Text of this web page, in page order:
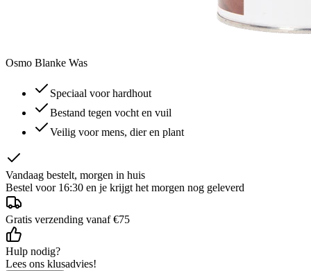
Osmo Blanke Was
Speciaal voor hardhout
Bestand tegen vocht en vuil
Veilig voor mens, dier en plant
Vandaag bestelt, morgen in huis
Bestel voor 16:30 en je krijgt het morgen nog geleverd
Gratis verzending vanaf €75
Hulp nodig?
Lees ons klusadvies!